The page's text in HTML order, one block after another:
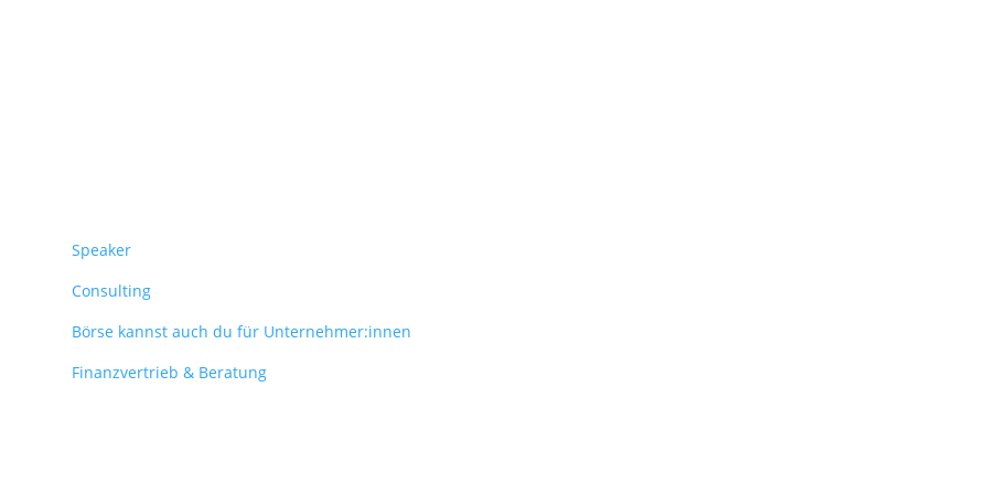
Speaker
Consulting
Börse kannst auch du für Unternehmer:innen
Finanzvertrieb & Beratung